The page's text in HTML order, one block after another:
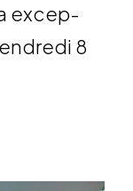
excep­
8